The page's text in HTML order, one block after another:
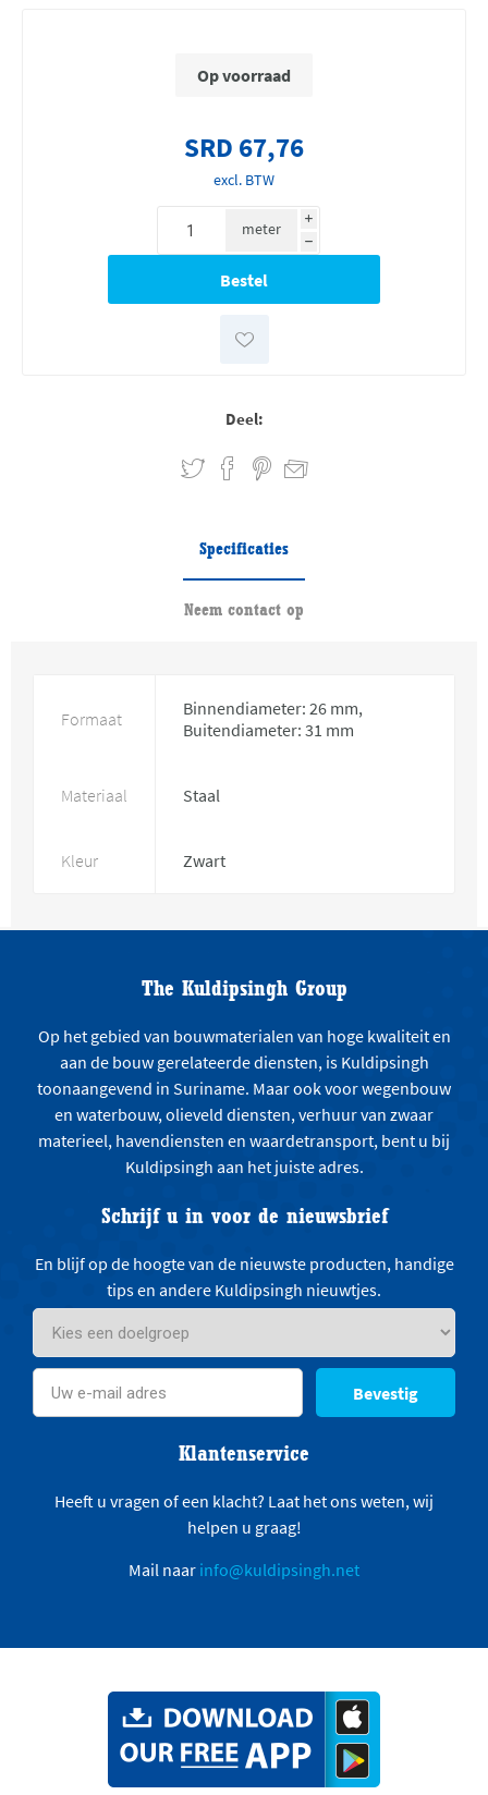
Op voorraad
SRD 67,76
excl. BTW
i
h
meter
Deel:
Specificaties
Neem contact op
Formaat
Binnendiameter: 26 mm,
Buitendiameter: 31 mm
Materiaal Staal
Kleur Zwart
The Kuldipsingh Group
Op het gebied van bouwmaterialen van hoge kwaliteit en
aan de bouw gerelateerde diensten, is Kuldipsingh
toonaangevend in Suriname. Maar ook voor wegenbouw
en waterbouw, olieveld diensten, verhuur van zwaar
materieel, havendiensten en waardetransport, bent u bij
Kuldipsingh aan het juiste adres.
Schrijf u in voor de nieuwsbrief
En blijf op de hoogte van de nieuwste producten, handige
tips en andere Kuldipsingh nieuwtjes.
Bevestig
Klantenservice
Heeft u vragen of een klacht? Laat het ons weten, wij
helpen u graag!
Mail naar info@kuldipsingh.net